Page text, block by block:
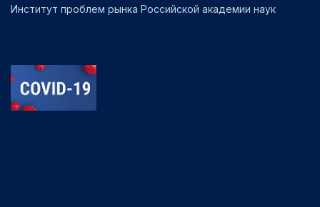
Институт проблем рынка Российской академии наук